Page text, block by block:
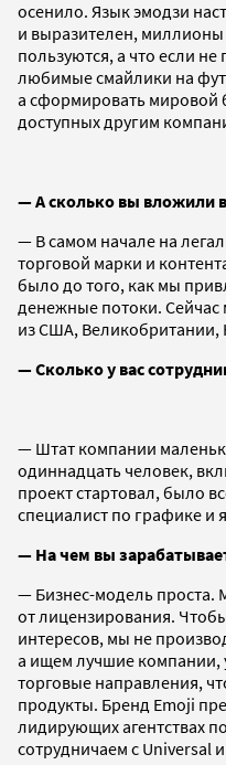
осенило. Язык эмодзи
и выразителен,
пользуются, а что если не
любимые смайлики на
а сформировать мировой
доступных другим
— А сколько вы вложили
— В самом начале на
торговой марки и
было до того, как мы
денежные потоки.
из США, Великобритании,
— Cколько у вас
— Штат компании
одиннадцать человек,
проект стартовал, было
специалист по графике и
— На чем вы
— Бизнес-модель проста.
от лицензирования.
интересов, мы не
а ищем лучшие компании,
торговые направления,
продукты. Бренд Emoji
лидирующих агентствах
сотрудничаем с Universal